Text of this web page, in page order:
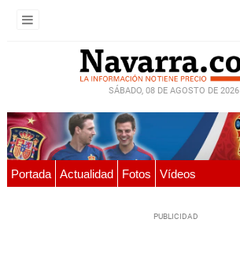
SÁBADO, 08 DE AGOSTO DE 2026
Portada Actualidad Fotos Vídeos